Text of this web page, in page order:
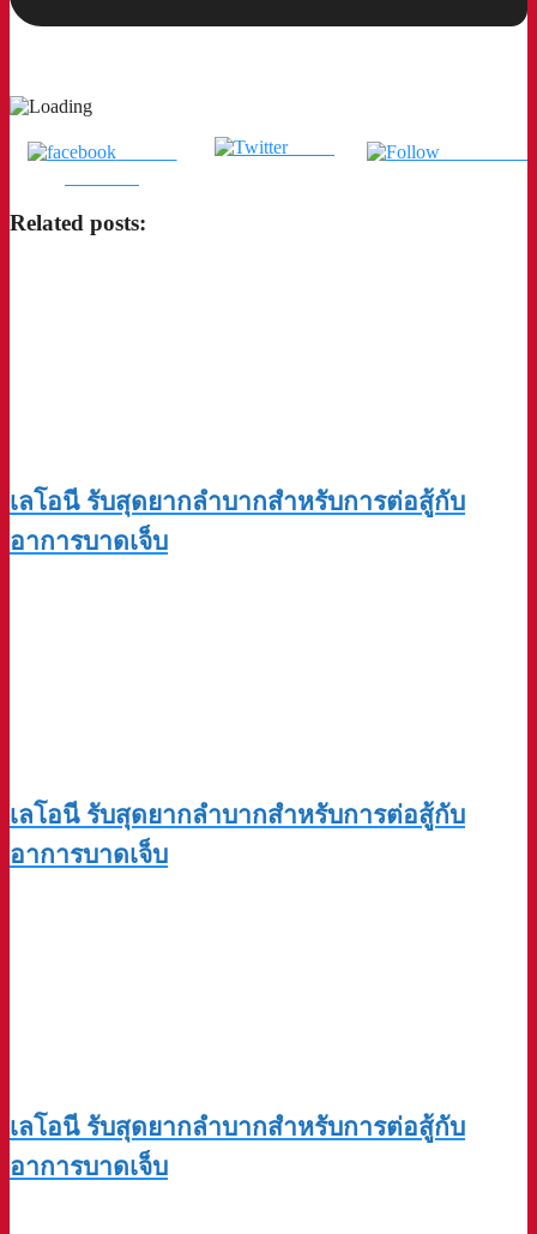
แชร์บน
Tweet
Related posts:
เลโอนี รับสุดยากลำบากสำหรับการต่อสู้กับ
อาการบาดเจ็บ
เลโอนี รับสุดยากลำบากสำหรับการต่อสู้กับ
อาการบาดเจ็บ
เลโอนี รับสุดยากลำบากสำหรับการต่อสู้กับ
อาการบาดเจ็บ